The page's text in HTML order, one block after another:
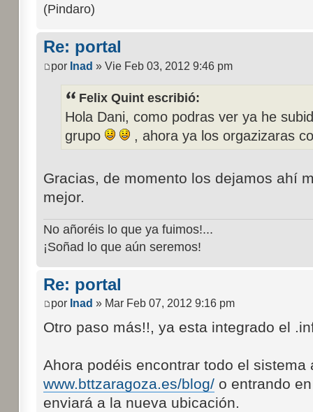
(Pindaro)
Re: portal
por Inad » Vie Feb 03, 2012 9:46 pm
Felix Quint escribió:
Hola Dani, como podras ver ya he
grupo
, ahora ya los orgazizaras
Gracias, de momento los dejamos ahí
mejor.
No añoréis lo que ya fuimos!...
¡Soñad lo que aún seremos!
Re: portal
por Inad » Mar Feb 07, 2012 9:16 pm
Otro paso más!!, ya esta integrado el
Ahora podéis encontrar todo el sistema
www.bttzaragoza.es/blog/o entrando
enviará a la nueva ubicación.